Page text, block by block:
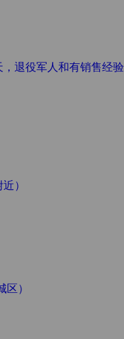
退役军人和有销售经验
）
）